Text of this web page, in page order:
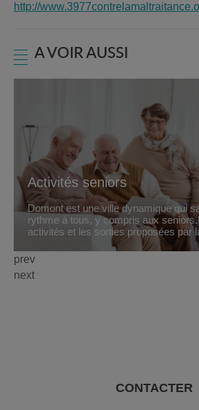
http://
A VOIR AUSSI
Activités seniors
Domont est une ville dynamique qui
rythme à tous, y compris aux
activités et les sorties proposées par
prev
next
CONTACTER